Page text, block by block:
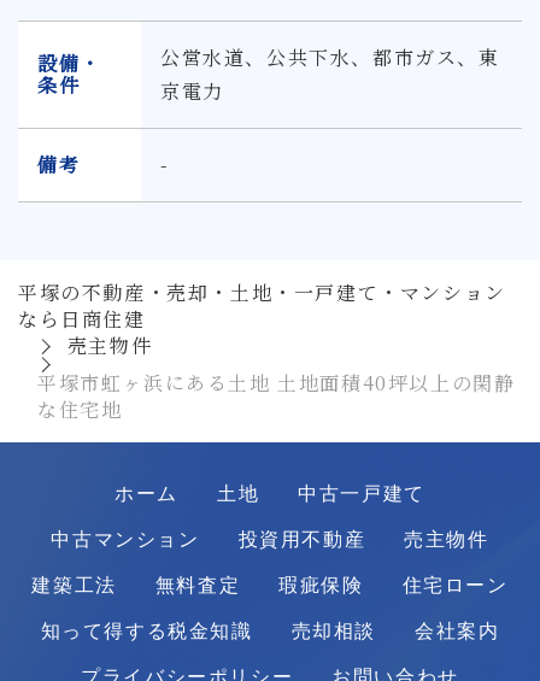
設備・
条件
公営水道、公共下水、都市ガス、東
京電力
備考 -
平塚の不動産・売却・土地・一戸建て・マンション
なら日商住建
売主物件
平塚市虹ヶ浜にある土地 土地面積40坪以上の閑静
な住宅地
ホーム 土地
中古一戸建て
中古マンション
投資用不動産
売主物件
建築工法
無料査定 瑕疵保険
住宅ローン
知って得する税金知識
売却相談
会社案内